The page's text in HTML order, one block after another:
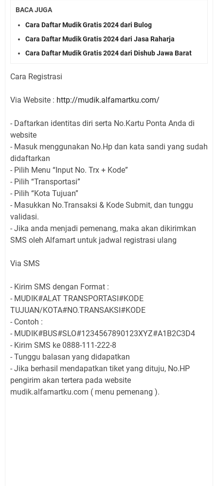
BACA JUGA
Cara Daftar Mudik Gratis 2024 dari Bulog
Cara Daftar Mudik Gratis 2024 dari Jasa Raharja
Cara Daftar Mudik Gratis 2024 dari Dishub Jawa Barat
Cara Registrasi
Via Website : http://mudik.alfamartku.com/
- Daftarkan identitas diri serta No.Kartu Ponta Anda di
website
- Masuk menggunakan No.Hp dan kata sandi yang sudah
didaftarkan
- Pilih Menu “Input No. Trx + Kode”
- Pilih “Transportasi”
- Pilih “Kota Tujuan”
- Masukkan No.Transaksi & Kode Submit, dan tunggu
validasi.
- Jika anda menjadi pemenang, maka akan dikirimkan
SMS oleh Alfamart untuk jadwal registrasi ulang
Via SMS
- Kirim SMS dengan Format :
- MUDIK#ALAT TRANSPORTASI#KODE
TUJUAN/KOTA#NO.TRANSAKSI#KODE
- Contoh :
- MUDIK#BUS#SLO#1234567890123XYZ#A1B2C3D4
- Kirim SMS ke 0888-111-222-8
- Tunggu balasan yang didapatkan
- Jika berhasil mendapatkan tiket yang dituju, No.HP
pengirim akan tertera pada website
mudik.alfamartku.com ( menu pemenang ).